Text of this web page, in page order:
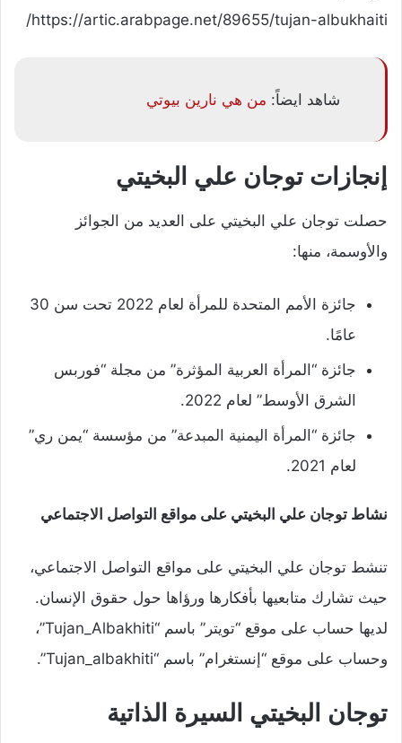
https://artic.arabpage.net/89655/tujan-albukhaiti/
شاهد ايضاً: من هي نارين بيوتي
إنجازات توجان علي البخيتي
حصلت توجان علي البخيتي على العديد من الجوائز
والأوسمة، منها:
جائزة الأمم المتحدة للمرأة لعام 2022 تحت سن 30
عامًا.
جائزة “المرأة العربية المؤثرة” من مجلة “فوربس
الشرق الأوسط” لعام 2022.
جائزة “المرأة اليمنية المبدعة” من مؤسسة “يمن ري”
لعام 2021.
نشاط توجان علي البخيتي على مواقع التواصل الاجتماعي
تنشط توجان علي البخيتي على مواقع التواصل الاجتماعي،
حيث تشارك متابعيها بأفكارها ورؤاها حول حقوق الإنسان.
لديها حساب على موقع “تويتر” باسم “Tujan_Albakhiti”،
وحساب على موقع “إنستغرام” باسم “Tujan_albakhiti”.
توجان البخيتي السيرة الذاتية